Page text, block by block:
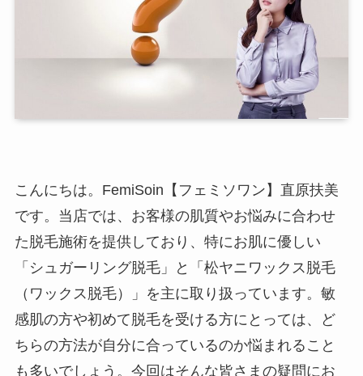
こんにちは。FemiSoin【フェミソワン】直原扶美
です。当店では、お客様の肌質やお悩みに合わせ
た脱毛施術を提供しており、特にお肌に優しい
「シュガーリング脱毛」と「松ヤニワックス脱毛
（ワックス脱毛）」を主に取り扱っています。敏
感肌の方や初めて脱毛を受ける方にとっては、ど
ちらの方法が自分に合っているのか悩まれること
も多いでしょう。今回はそんな皆さまの疑問にお